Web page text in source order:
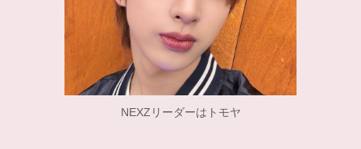
NEXZリーダーはトモヤ